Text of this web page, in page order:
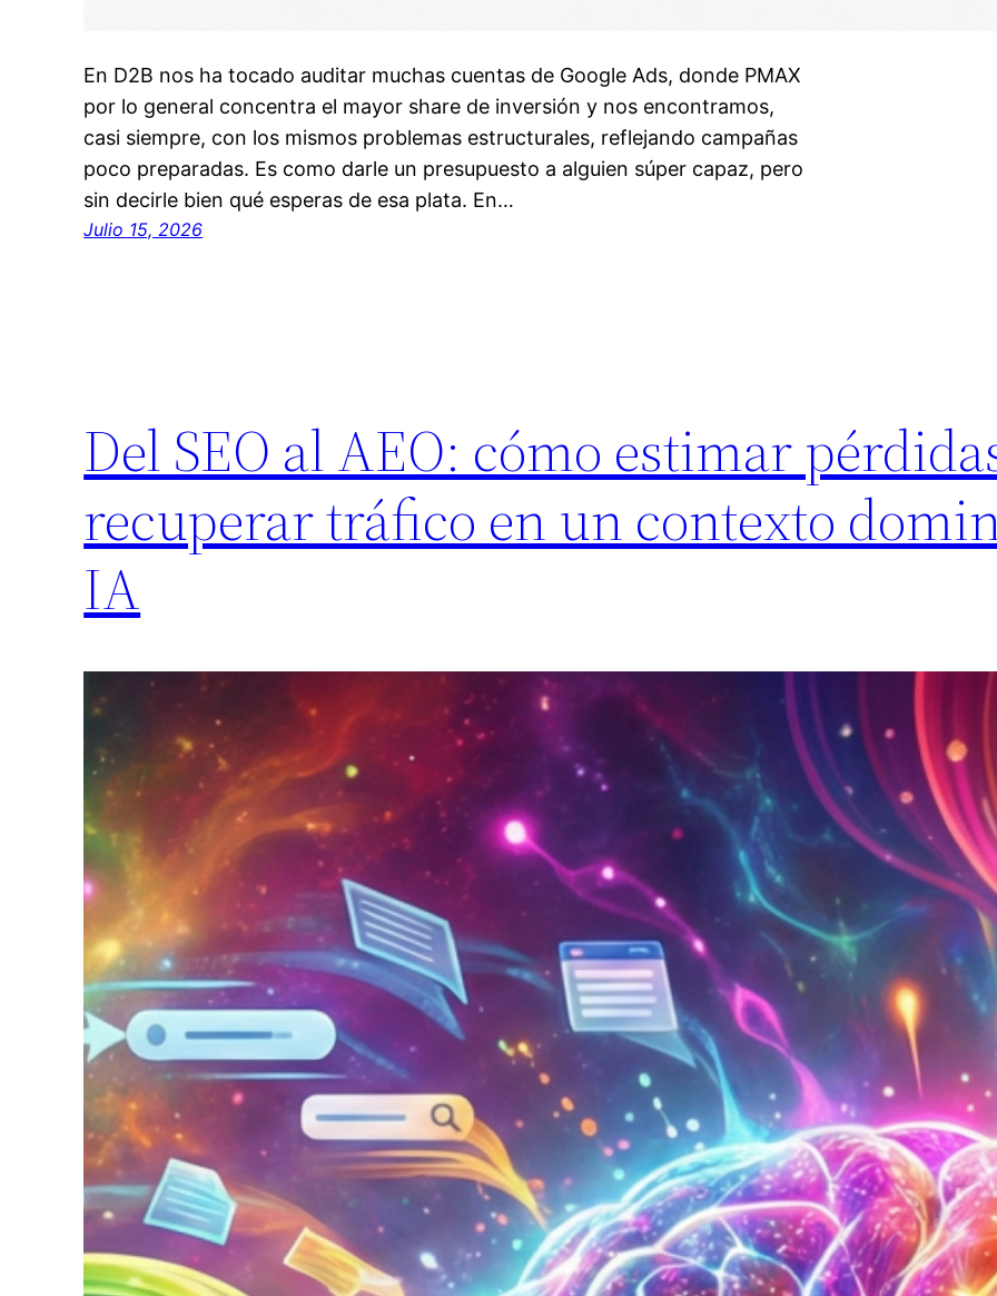
En D2B nos ha tocado auditar muchas cuentas de Google Ads, donde PMAX
por lo general concentra el mayor share de inversión y nos encontramos,
casi siempre, con los mismos problemas estructurales, reflejando campañas
poco preparadas. Es como darle un presupuesto a alguien súper capaz, pero
sin decirle bien qué esperas de esa plata. En…
Julio 15, 2026
Del SEO al AEO: cómo estimar
recuperar tráfico en un contexto
IA